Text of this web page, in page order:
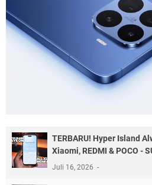
TERBARU! Hyper Island
Xiaomi, REDMI & POCO -
Juli 16, 2026